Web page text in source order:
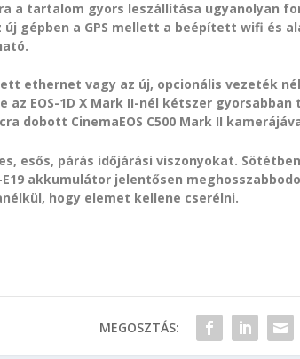
a tartalom gyors leszállítása ugyanolyan
új gépben a GPS mellett a beépített wifi és
ethernet vagy az új, opcionális vezeték
az EOS-1D X Mark II-nél kétszer
dobott CinemaEOS C500 Mark II
esős, párás időjárási viszonyokat.
akkumulátor jelentősen
hogy elemet kellene cserélni.
MEGOSZTÁS: